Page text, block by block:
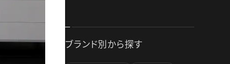
ブランド別から探す